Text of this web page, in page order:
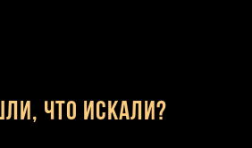
что искали?